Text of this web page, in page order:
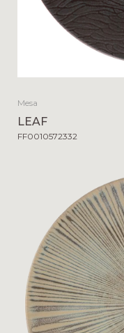
Mesa
LEAF
FF0010572332